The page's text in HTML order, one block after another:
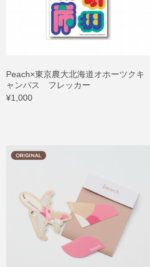
Peach×東京農大北海道オホーツクキ
ャンパス フレッカー
¥1,000